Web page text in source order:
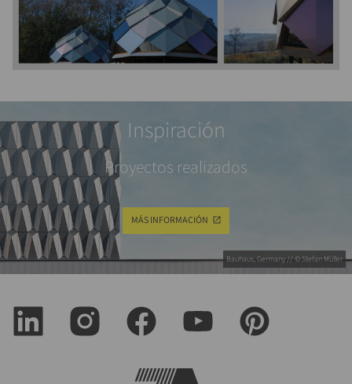
Bauhaus, Germany // © Stefan Müller
Inspiración
Proyectos realizados
MÁS INFORMACIÓN